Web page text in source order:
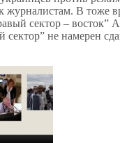
журналистам. В тоже
сектор – восток”
сектор” не намерен